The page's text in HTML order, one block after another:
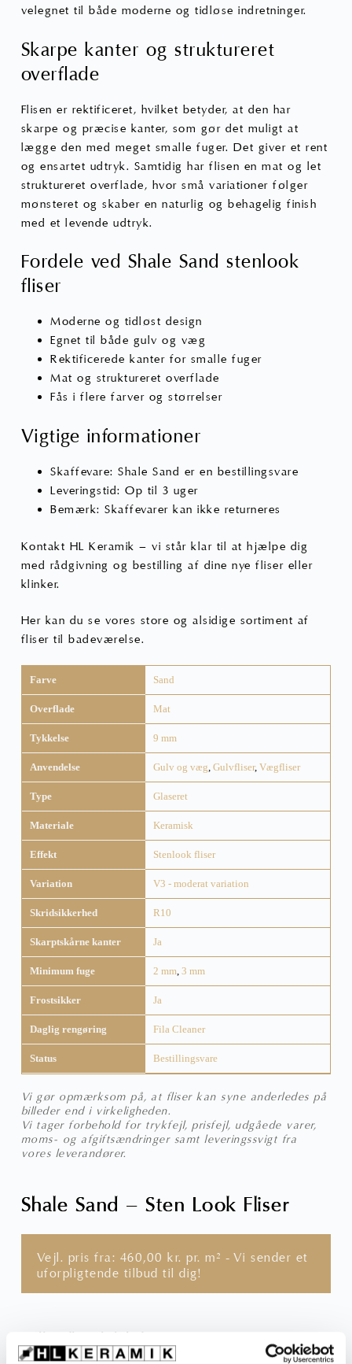
velegnet til både moderne og tidløse indretninger.
Skarpe kanter og struktureret
overflade
Flisen er rektificeret, hvilket betyder, at den har
skarpe og præcise kanter, som gør det muligt at
lægge den med meget smalle fuger. Det giver et rent
og ensartet udtryk. Samtidig har flisen en mat og let
struktureret overflade, hvor små variationer følger
mønsteret og skaber en naturlig og behagelig finish
med et levende udtryk.
Fordele ved Shale Sand stenlook
fliser
Moderne og tidløst design
Egnet til både gulv og væg
Rektificerede kanter for smalle fuger
Mat og struktureret overflade
Fås i flere farver og størrelser
Vigtige informationer
Skaffevare: Shale Sand er en bestillingsvare
Leveringstid: Op til 3 uger
Bemærk: Skaffevarer kan ikke returneres
Kontakt HL Keramik – vi står klar til at hjælpe dig
med rådgivning og bestilling af dine nye fliser eller
klinker.
Her kan du se vores store og alsidige sortiment af
fliser til badeværelse.
Farve Sand
Overflade Mat
Tykkelse 9 mm
Anvendelse Gulv og væg, Gulvfliser, Vægfliser
Type Glaseret
Materiale Keramisk
Effekt Stenlook fliser
Variation V3 - moderat variation
Skridsikkerhed R10
Skarptskårne kanter Ja
Minimum fuge 2 mm, 3 mm
Frostsikker Ja
Daglig rengøring Fila Cleaner
Status Bestillingsvare
Vi gør opmærksom på, at fliser kan syne anderledes på
billeder end i virkeligheden.
Vi tager forbehold for trykfejl, prisfejl, udgåede varer,
moms- og afgiftsændringer samt leveringssvigt fra
vores leverandører.
Shale Sand – Sten Look Fliser
Vejl. pris fra: 460,00kr. pr. m² - Vi sender et
uforpligtende tilbud til dig!
Hvilken flise skal du bruge?
Vælg farve, overflade, størrelse og tykkelse for at se